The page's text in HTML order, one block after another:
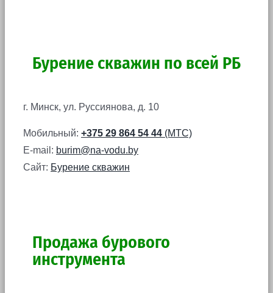
Бурение скважин по всей РБ
г. Минск, ул. Руссиянова, д. 10
Мобильный: +375 29 864 54 44 (МТС)
E-mail: burim@na-vodu.by
Сайт: Бурение скважин
Продажа бурового
инструмента